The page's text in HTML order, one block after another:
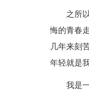
之所以
悔的青春
几年来刻
年轻就是
我是一